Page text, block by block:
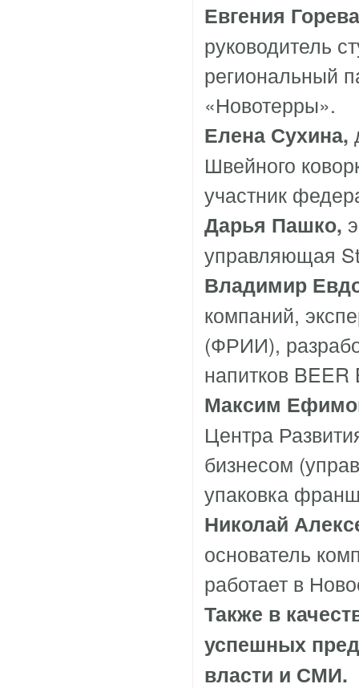
Евгения
руководитель
региональный
«Новотерры».
Елена Сухина,
Швейного
участник
Дарья Пашко,
управляющая
Владимир
компаний,
(ФРИИ),
напитков BEER
Максим
Центра
бизнесом
упаковка
Николай
основатель
работает в
Также в
успешных
власти и СМИ.